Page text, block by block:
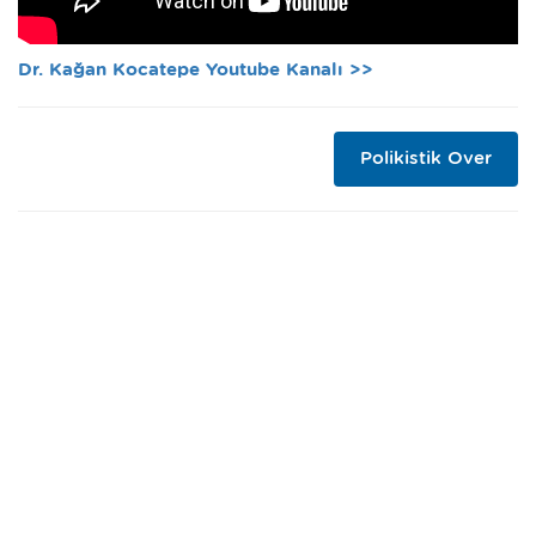
Dr. Kağan Kocatepe Youtube Kanalı >>
Polikistik Over